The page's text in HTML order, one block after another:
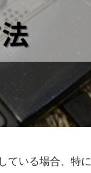
ている場合、特に